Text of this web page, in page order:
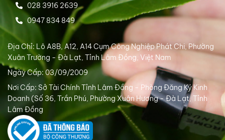
028 3916 2639
0947 834 849
Địa Chỉ: Lô A8B, A12, A14 Cụm Công Nghiệp Phát Chi, Phường
Xuân Trường - Đà Lạt, Tỉnh Lâm Đồng, Việt Nam
Ngày Cấp: 03/09/2009
Nơi Cấp: Sở Tài Chính Tỉnh Lâm Đồng - Phòng Đăng Ký Kinh
Doanh (Số 36, Trần Phú, Phường Xuân Hương - Đà Lạt, Tỉnh
Lâm Đồng